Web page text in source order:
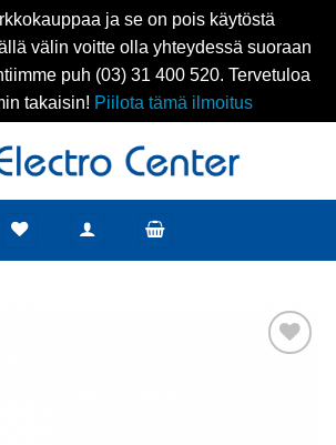
ja se on pois käytöstä
välin voitte olla yhteydessä suoraan
puh (03) 31 400 520. Tervetuloa
takaisin! Piilota tämä ilmoitus